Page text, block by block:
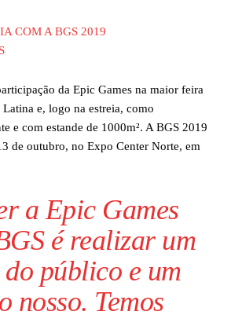
COM A BGS 2019
da Epic Games na maior feira
e, logo na estreia, como
e com estande de 1000m². A BGS 2019
de outubro, no Expo Center Norte, em
a Epic Games
é realizar um
do público e um
nosso. Temos